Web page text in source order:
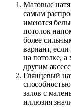
Матовые
самым
имеются
потолок
более
вариант,
на потолке, а
другим
Глянцевый
залов с
иллюзия